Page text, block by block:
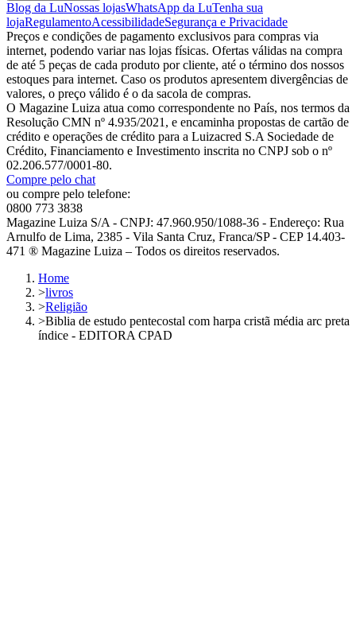
Blog da LuNossas lojasWhatsApp da LuTenha sua
lojaRegulamentoAcessibilidadeSegurança e Privacidade
Preços e condições de pagamento exclusivos para compras via
internet, podendo variar nas lojas físicas. Ofertas válidas na compra
de até 5 peças de cada produto por cliente, até o término dos nossos
estoques para internet. Caso os produtos apresentem divergências de
valores, o preço válido é o da sacola de compras.
O Magazine Luiza atua como correspondente no País, nos termos da
Resolução CMN nº 4.935/2021, e encaminha propostas de cartão de
crédito e operações de crédito para a Luizacred S.A Sociedade de
Crédito, Financiamento e Investimento inscrita no CNPJ sob o nº
02.206.577/0001-80.
Compre pelo chat
ou compre pelo telefone:
0800 773 3838
Magazine Luiza S/A - CNPJ: 47.960.950/1088-36 - Endereço: Rua
Arnulfo de Lima, 2385 - Vila Santa Cruz, Franca/SP - CEP 14.403-
471 ® Magazine Luiza – Todos os direitos reservados.
Home
>livros
>Religião
>Biblia de estudo pentecostal com harpa cristã média arc preta
índice - EDITORA CPAD